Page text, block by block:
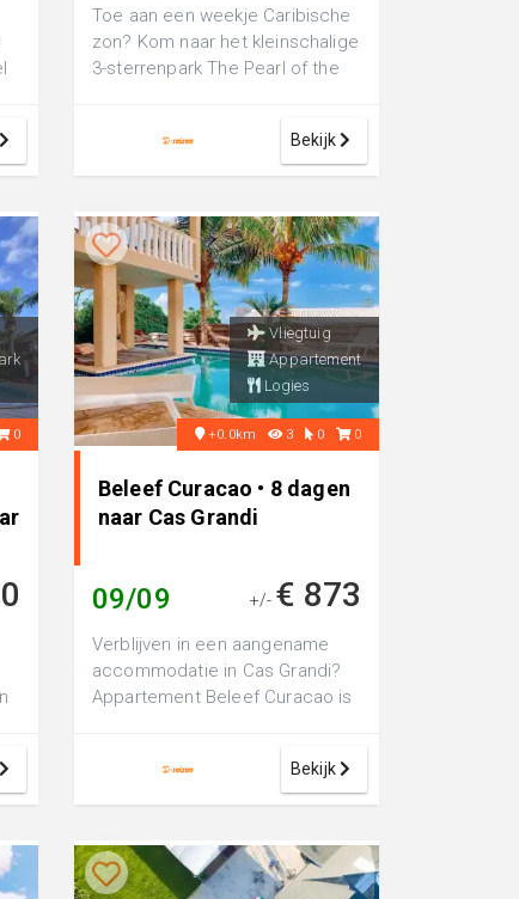
Toe aan een weekje Caribische
zon? Kom naar het kleinschalige
3-sterrenpark The Pearl of the
Bekijk
0
Vliegtuig
Appartement
Logies
+0.0km 3 0 0
Beleef Curacao • 8 dagen
naar Cas Grandi
09/09 +/- € 873
Verblijven in een aangename
accommodatie in Cas Grandi?
Appartement Beleef Curacao is
Bekijk